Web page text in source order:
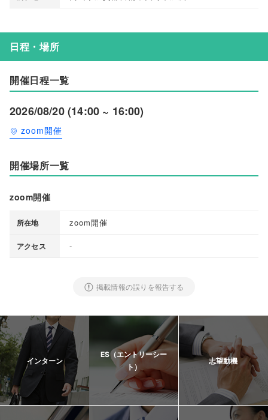
日程・場所
開催日程一覧
2026/08/20 (14:00 ~ 16:00)
zoom開催
開催場所一覧
zoom開催
所在地 zoom開催
アクセス -
掲載情報の誤りを報告する
インターン
ES（エントリーシー
ト）
志望動機